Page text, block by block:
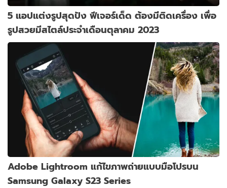
5 แอปแต่งรูปสุดปัง ฟีเจอร์เด็ด ต้องมีติดเครื่อง เพื่อ
รูปสวยมีสไตล์ประจำเดือนตุลาคม 2023
Adobe Lightroom แก้ไขภาพถ่ายแบบมือโปรบน
Samsung Galaxy S23 Series